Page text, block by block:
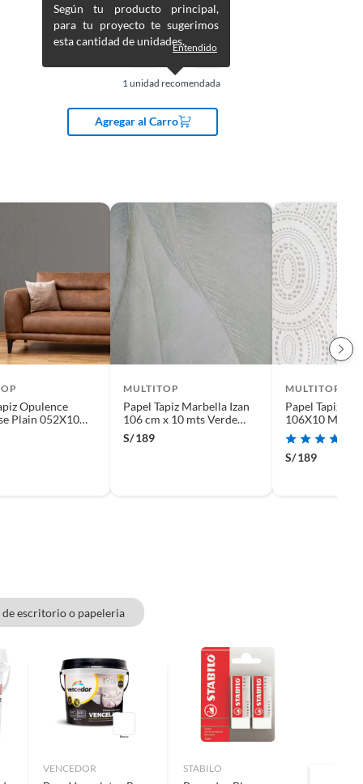
1 unidad recomendada
Según tu producto principal,
para tu proyecto te sugerimos
esta cantidad de unidades.Entendido
Agregar al Carro
Opulence
Plain 052X10
Quartz
MULTITOP
Papel Tapiz Marbella Izan
106 cm x 10 mts Verde
claro
S/189
MULTITOP
Papel Tapiz
106X10 Mts
Blancoplateado
S/189
escritorio o papeleria
VENCEDOR STABILO